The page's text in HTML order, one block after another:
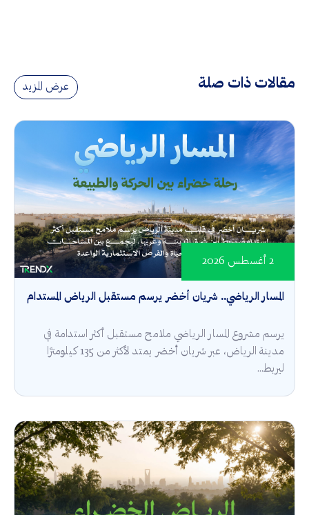
مقالات ذات صلة عرض المزيد
المسار الرياضي.. شريان أخضر يرسم مستقبل الرياض المستدام
2 أغسطس 2026
يرسم مشروع المسار الرياضي ملامح مستقبل أكثر استدامة في
مدينة الرياض، عبر شريان أخضر يمتد لأكثر من 135 كيلومترًا
ليربط...